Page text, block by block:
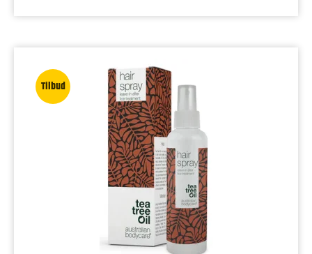
Tilbud